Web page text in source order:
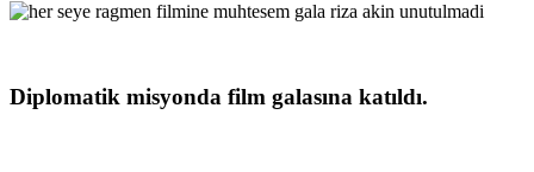
Diplomatik misyonda film galasına katıldı.